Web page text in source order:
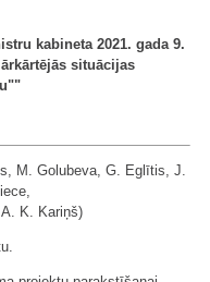
kabineta 2021. gada 9.
situācijas
M. Golubeva, G. Eglītis, J.
K. Kariņš)